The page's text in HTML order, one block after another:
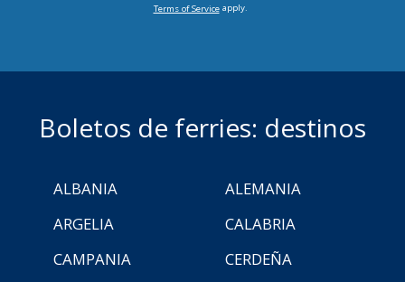
Terms of Serviceapply.
Boletos de ferries: destinos
ALBANIA
ALEMANIA
ARGELIA
CALABRIA
CAMPANIA
CERDEÑA